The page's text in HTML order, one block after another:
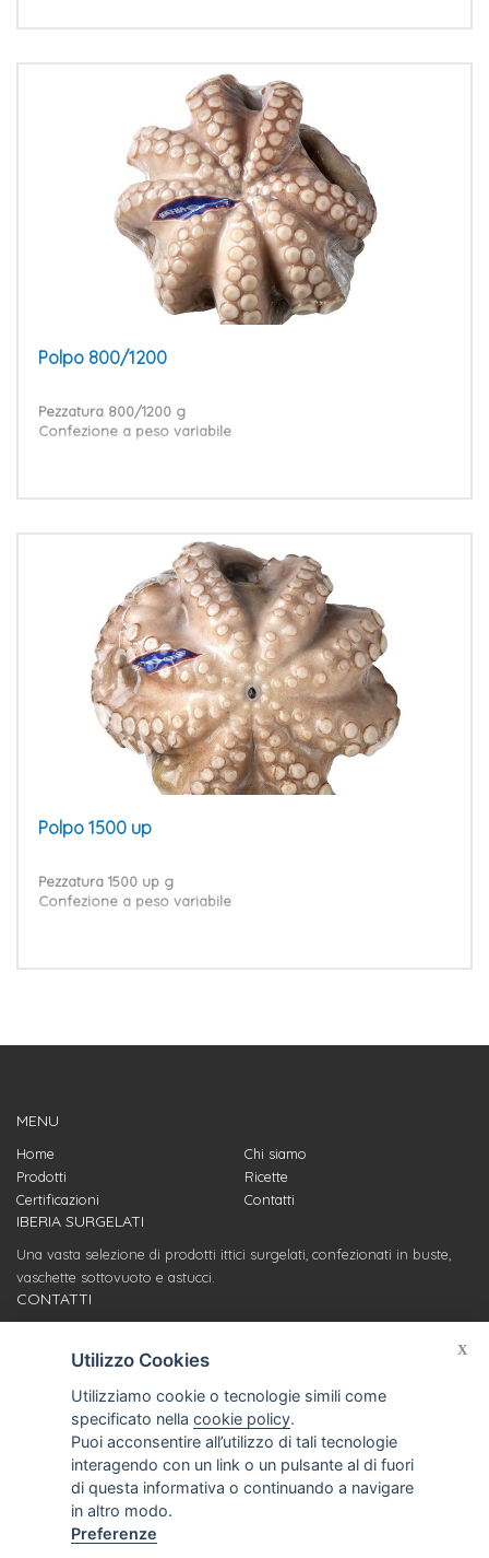
Polpo 800/1200
Pezzatura 800/1200 g
Confezione a peso variabile
Polpo 1500 up
Pezzatura 1500 up g
Confezione a peso variabile
MENU
Home
Chi siamo
Prodotti
Ricette
Certificazioni
Contatti
IBERIA SURGELATI
Una vasta selezione di prodotti ittici surgelati, confezionati in buste,
vaschette sottovuoto e astucci.
CONTATTI
info@iberiasurgelati.com
Stabilimento di produzione
Ufficio acquisti e relazioni fornitori
T. (+39) 0721 969428
Via Litoranea, 389
61037 Marotta-Mondolfo (PU)
Utilizzo Cookies
Utilizziamo cookie o tecnologie simili come
specificato nellacookie policy.
Puoi acconsentire all’utilizzo di tali tecnologie
interagendo con un link o un pulsante al di fuori
di questa informativa o continuando a navigare
in altro modo.
Preferenze
X